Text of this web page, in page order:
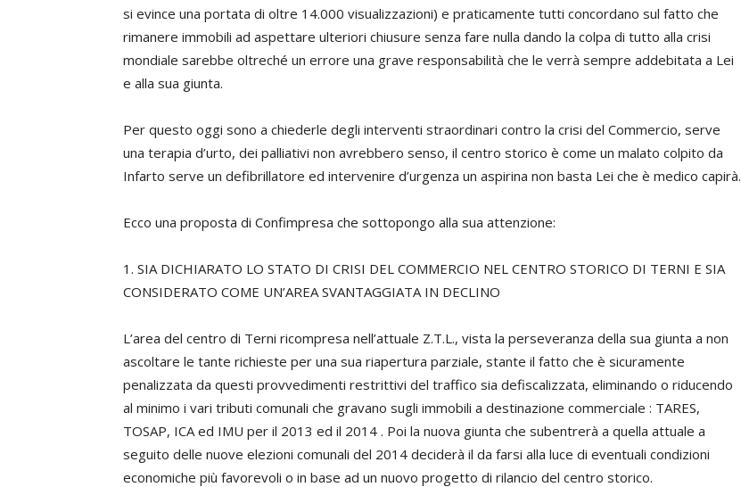
si evince una portata di oltre 14.000 visualizzazioni) e praticamente tutti concordano sul fatto che
rimanere immobili ad aspettare ulteriori chiusure senza fare nulla dando la colpa di tutto alla crisi
mondiale sarebbe oltreché un errore una grave responsabilità che le verrà sempre addebitata a Lei
e alla sua giunta.
Per questo oggi sono a chiederle degli interventi straordinari contro la crisi del Commercio, serve
una terapia d’urto, dei palliativi non avrebbero senso, il centro storico è come un malato colpito da
Infarto serve un defibrillatore ed intervenire d’urgenza un aspirina non basta Lei che è medico capirà.
Ecco una proposta di Confimpresa che sottopongo alla sua attenzione:
1. SIA DICHIARATO LO STATO DI CRISI DEL COMMERCIO NEL CENTRO STORICO DI TERNI E SIA
CONSIDERATO COME UN’AREA SVANTAGGIATA IN DECLINO
L’area del centro di Terni ricompresa nell’attuale Z.T.L., vista la perseveranza della sua giunta a non
ascoltare le tante richieste per una sua riapertura parziale, stante il fatto che è sicuramente
penalizzata da questi provvedimenti restrittivi del traffico sia defiscalizzata, eliminando o riducendo
al minimo i vari tributi comunali che gravano sugli immobili a destinazione commerciale : TARES,
TOSAP, ICA ed IMU per il 2013 ed il 2014 . Poi la nuova giunta che subentrerà a quella attuale a
seguito delle nuove elezioni comunali del 2014 deciderà il da farsi alla luce di eventuali condizioni
economiche più favorevoli o in base ad un nuovo progetto di rilancio del centro storico.